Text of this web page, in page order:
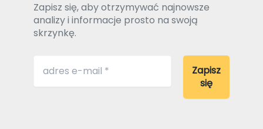
Zapisz się, aby otrzymywać najnowsze
analizy i informacje prosto na swoją
skrzynkę.